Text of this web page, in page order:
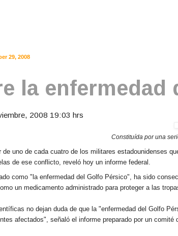
29, 2008
la enfermedad
2008 19:03 hrs
Constituída por una
de uno de cada cuatro de los militares estadounidenses
de ese conflicto, reveló hoy un informe federal.
como "la enfermedad del Golfo Pérsico", ha sido
un medicamento administrado para proteger a las
no dejan duda de que la "enfermedad del Golfo
afectados", señaló el informe preparado por un comité